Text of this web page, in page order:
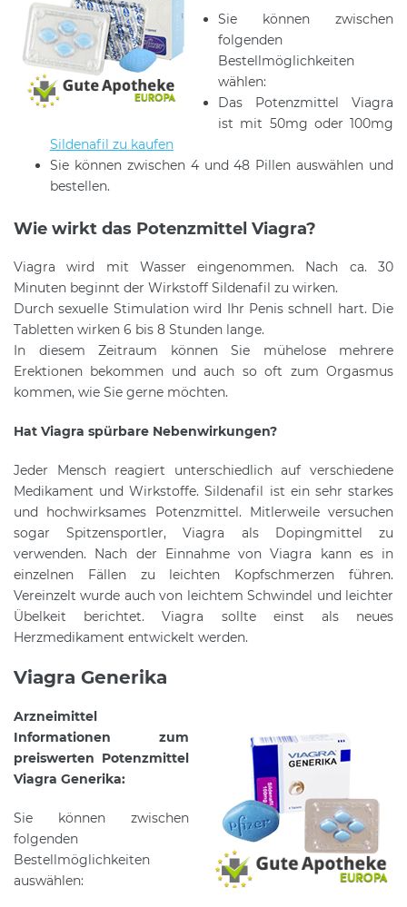
Sie können zwischen
folgenden
Bestellmöglichkeiten
wählen:
Das Potenzmittel Viagra
ist mit 50mg oder 100mg
Sildenafil zu kaufen
Sie können zwischen 4 und 48 Pillen auswählen und
bestellen.
Wie wirkt das Potenzmittel Viagra?
Viagra wird mit Wasser eingenommen. Nach ca. 30
Minuten beginnt der Wirkstoff Sildenafil zu wirken.
Durch sexuelle Stimulation wird Ihr Penis schnell hart. Die
Tabletten wirken 6 bis 8 Stunden lange.
In diesem Zeitraum können Sie mühelose mehrere
Erektionen bekommen und auch so oft zum Orgasmus
kommen, wie Sie gerne möchten.
Hat Viagra spürbare Nebenwirkungen?
Jeder Mensch reagiert unterschiedlich auf verschiedene
Medikament und Wirkstoffe. Sildenafil ist ein sehr starkes
und hochwirksames Potenzmittel. Mitlerweile versuchen
sogar Spitzensportler, Viagra als Dopingmittel zu
verwenden. Nach der Einnahme von Viagra kann es in
einzelnen Fällen zu leichten Kopfschmerzen führen.
Vereinzelt wurde auch von leichtem Schwindel und leichter
Übelkeit berichtet. Viagra sollte einst als neues
Herzmedikament entwickelt werden.
Viagra Generika
Arzneimittel
Informationen zum
preiswerten Potenzmittel
Viagra Generika:
Sie können zwischen
folgenden
Bestellmöglichkeiten
auswählen: